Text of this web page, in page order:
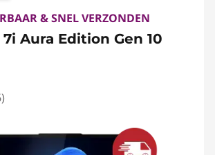
& SNEL VERZONDEN
Aura Edition Gen 10